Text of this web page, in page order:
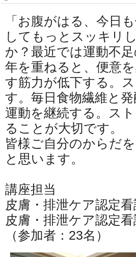
「お腹がはる、今日
してもっとスッキリ
か？最近では運動不
年を重ねると、便意
す筋力が低下する。
す。毎日食物繊維と
運動を継続する。ス
ることが大切です。
皆様ご自分のからだ
と思います。
講座担当
皮膚・排泄ケア認定
皮膚・排泄ケア認定
（参加者：23名）